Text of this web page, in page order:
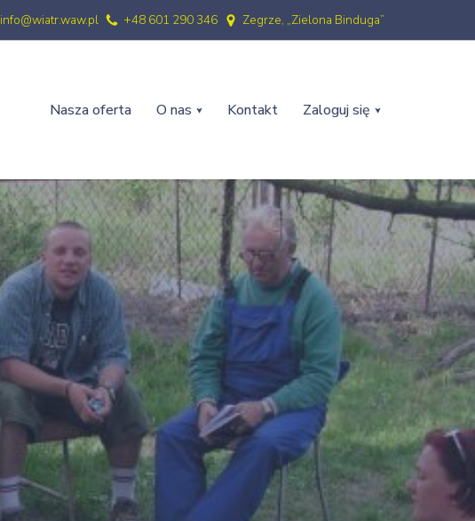
info@wiatr.waw.pl +48 601 290 346 Zegrze, „Zielona Binduga”
Nasza oferta O nas Kontakt Zaloguj się